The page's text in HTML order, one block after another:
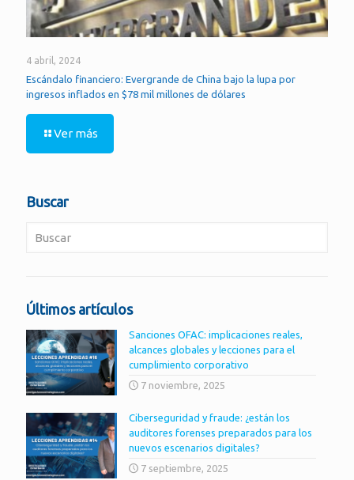
4 abril, 2024
Escándalo financiero: Evergrande de China bajo la lupa por
ingresos inflados en $78 mil millones de dólares
Ver más
Buscar
Últimos artículos
Sanciones OFAC: implicaciones reales,
alcances globales y lecciones para el
cumplimiento corporativo
7 noviembre, 2025
Ciberseguridad y fraude: ¿están los
auditores forenses preparados para los
nuevos escenarios digitales?
7 septiembre, 2025